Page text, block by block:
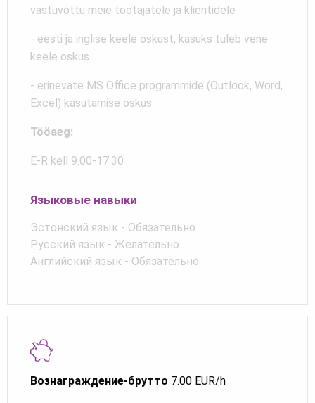
Вознаграждение-брутто 7.00 EUR/h
vastuvõttu meie töötajatele ja klientidele
- eesti ja inglise keele oskust, kasuks tuleb vene
keele oskus
- erinevate MS Office programmide (Outlook, Word,
Excel) kasutamise oskus
Tööaeg:
E-R kell 9.00-17.30
Языковые навыки
Эстонский язык - Обязательно
Русский язык - Желательно
Английский язык - Обязательно